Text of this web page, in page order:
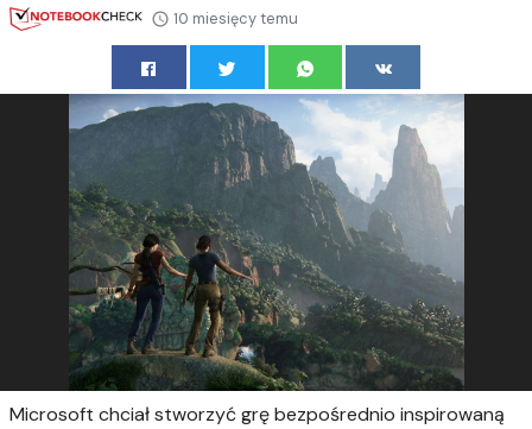
10 miesięcy temu
Microsoft chciał stworzyć grę bezpośrednio inspirowaną